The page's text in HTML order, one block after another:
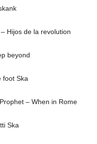
Hijos de la revolution
beyond
foot Ska
– When in Rome
Ska